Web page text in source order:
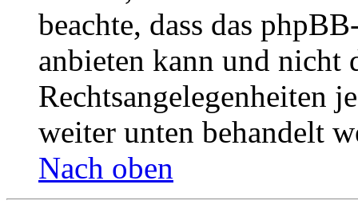
beachte, dass das
anbieten kann und nicht
Rechtsangelegenheiten
weiter unten behandelt
Nach oben